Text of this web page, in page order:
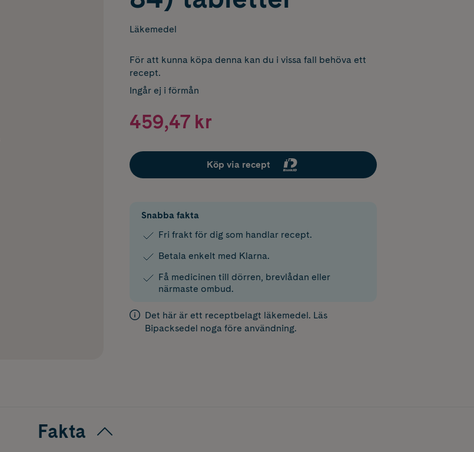
Läkemedel
För att kunna köpa denna kan du i vissa fall behöva ett
recept.
Ingår ej i förmån
459,47 kr
Köp via recept
Snabba fakta
Fri frakt för dig som handlar recept.
Betala enkelt med Klarna.
Få medicinen till dörren, brevlådan eller
närmaste ombud.
Det här är ett receptbelagt läkemedel. Läs
Bipacksedel noga före användning.
Fakta